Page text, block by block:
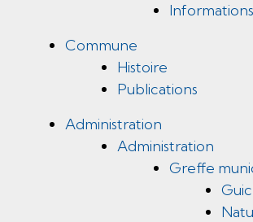
Commune
Histoire
Publications
Administration
Administration
Greffe